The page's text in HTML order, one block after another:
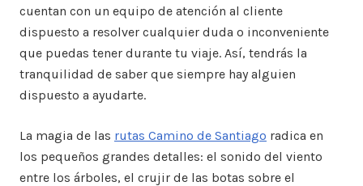
cuentan con un equipo de atención al cliente
dispuesto a resolver cualquier duda o inconveniente
que puedas tener durante tu viaje. Así, tendrás la
tranquilidad de saber que siempre hay alguien
dispuesto a ayudarte.
La magia de las rutas Camino de Santiago radica en
los pequeños grandes detalles: el sonido del viento
entre los árboles, el crujir de las botas sobre el